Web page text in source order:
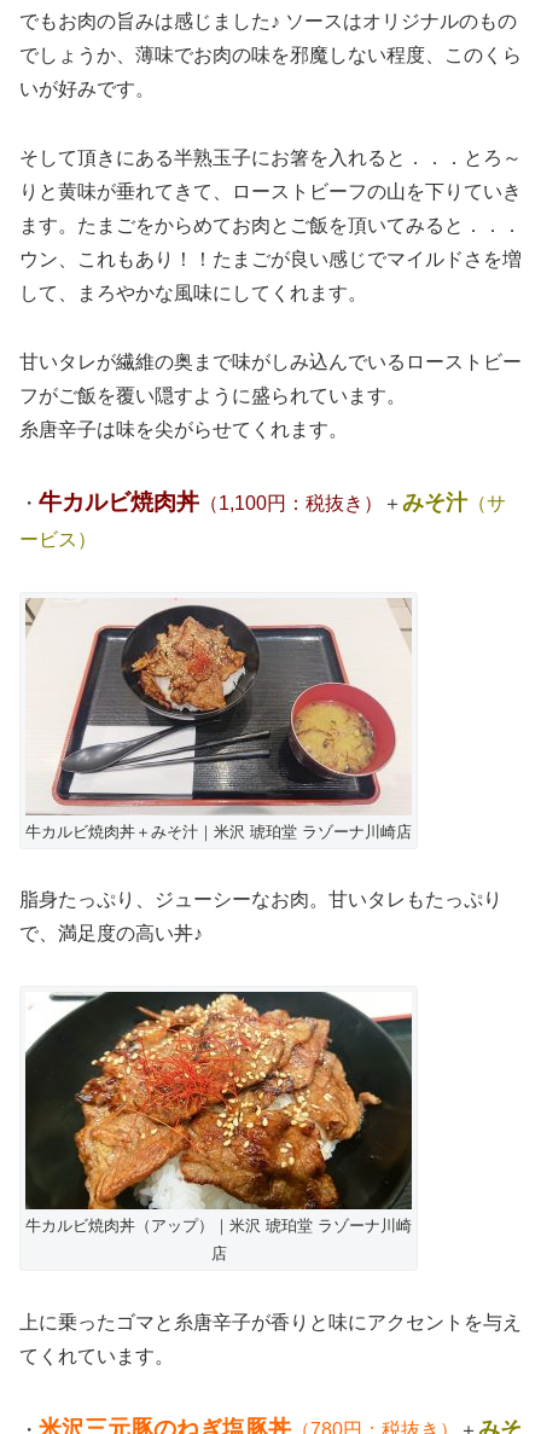
でもお肉の旨みは感じました♪ ソースはオリジナルのもの
でしょうか、薄味でお肉の味を邪魔しない程度、このくら
いが好みです。
そして頂きにある半熟玉子にお箸を入れると．．．とろ～
りと黄味が垂れてきて、ローストビーフの山を下りていき
ます。たまごをからめてお肉とご飯を頂いてみると．．．
ウン、これもあり！！たまごが良い感じでマイルドさを増
して、まろやかな風味にしてくれます。
甘いタレが繊維の奥まで味がしみ込んでいるローストビー
フがご飯を覆い隠すように盛られています。
糸唐辛子は味を尖がらせてくれます。
・ 牛カルビ焼肉丼 （1,100円：税抜き） ＋みそ汁（サ
ービス）
牛カルビ焼肉丼＋みそ汁｜米沢 琥珀堂 ラゾーナ川崎店
脂身たっぷり、ジューシーなお肉。甘いタレもたっぷり
で、満足度の高い丼♪
牛カルビ焼肉丼（アップ）｜米沢 琥珀堂 ラゾーナ川崎
店
上に乗ったゴマと糸唐辛子が香りと味にアクセントを与え
てくれています。
・ 米沢三元豚のねぎ塩豚丼 （780円：税抜き） ＋みそ